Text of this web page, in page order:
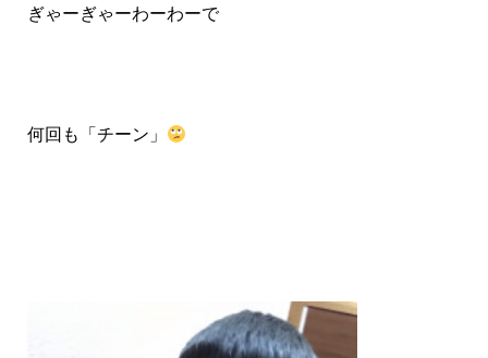
ぎゃーぎゃーわーわーで
何回も「チーン」